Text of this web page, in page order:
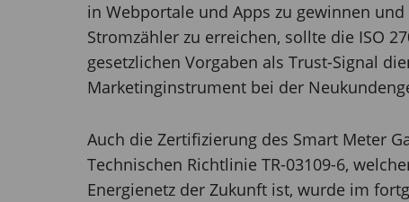
in Webportale und Apps zu gewinnen
Stromzähler zu erreichen, sollte die ISO
gesetzlichen Vorgaben als Trust-Signal
Marketinginstrument bei der
Auch die Zertifizierung des Smart Meter
Technischen Richtlinie TR-03109-6,
Energienetz der Zukunft ist, wurde im